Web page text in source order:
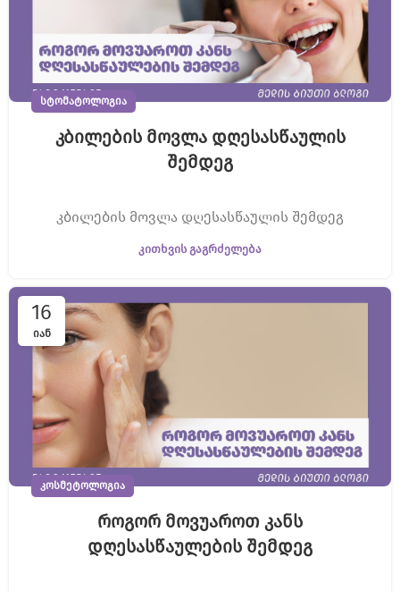
ᲡᲢᲝᲛᲐᲢᲝᲚᲝᲒᲘᲐ
კბილების მოვლა დღესასწაულის
შემდეგ
კბილების მოვლა დღესასწაულის შემდეგ
ᲙᲘᲗᲮᲕᲘᲡ ᲒᲐᲒᲠᲫᲔᲚᲔᲑᲐ
16
ᲘᲐᲜ
ᲙᲝᲡᲛᲔᲢᲝᲚᲝᲒᲘᲐ
როგორ მოვუაროთ კანს
დღესასწაულების შემდეგ